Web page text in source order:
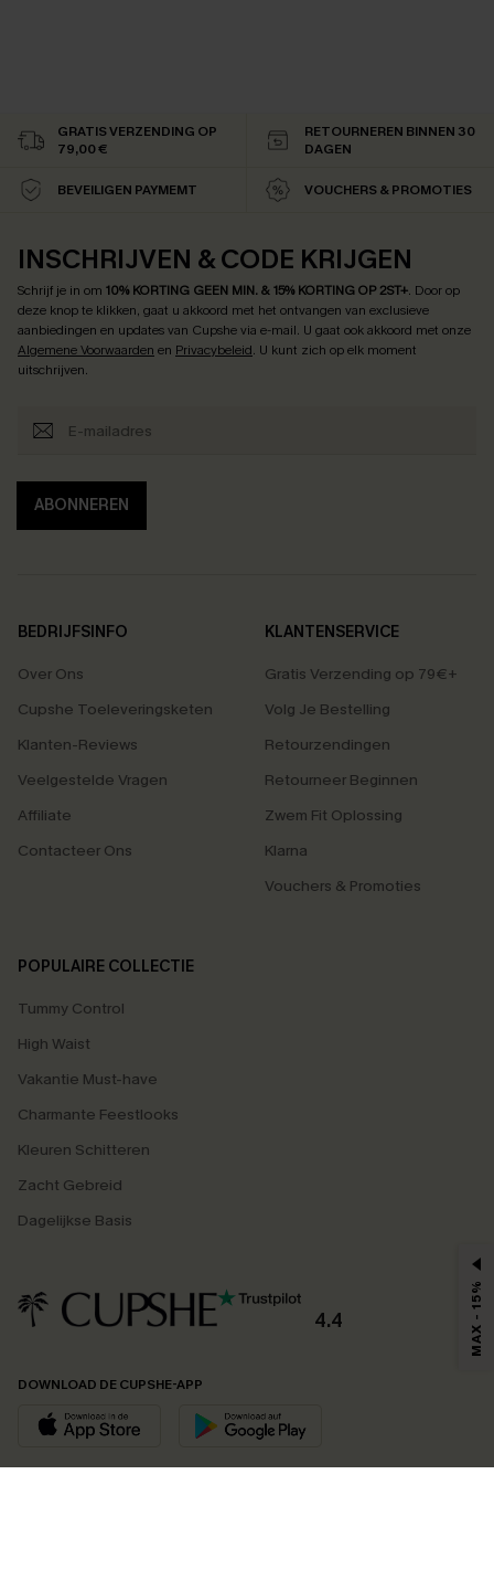
GRATIS VERZENDING OP
79,00 €
RETOURNEREN BINNEN 30
DAGEN
BEVEILIGEN PAYMEMT VOUCHERS & PROMOTIES
INSCHRIJVEN & CODE KRIJGEN
Schrijf je in om 10% KORTING GEEN MIN. & 15% KORTING OP 2ST+. Door op
deze knop te klikken, gaat u akkoord met het ontvangen van exclusieve
aanbiedingen en updates van Cupshe via e-mail. U gaat ook akkoord met onze
Algemene Voorwaarden en Privacybeleid. U kunt zich op elk moment
uitschrijven.
ABONNEREN
BEDRIJFSINFO
Over Ons
Cupshe Toeleveringsketen
Klanten-Reviews
Veelgestelde Vragen
Affiliate
Contacteer Ons
KLANTENSERVICE
Gratis Verzending op 79€+
Volg Je Bestelling
Retourzendingen
Retourneer Beginnen
Zwem Fit Oplossing
Klarna
Vouchers & Promoties
POPULAIRE COLLECTIE
Tummy Control
High Waist
Vakantie Must-have
Charmante Feestlooks
Kleuren Schitteren
Zacht Gebreid
Dagelijkse Basis
4.4
DOWNLOAD DE CUPSHE-APP
MAX - 15%